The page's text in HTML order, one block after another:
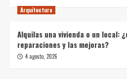
Arquitectura
Alquilas una vivienda o un local:
reparaciones y las mejoras?
4 agosto, 2026